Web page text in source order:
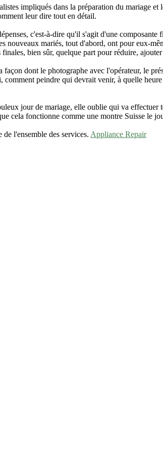
impliqués dans la préparation du mariage
leur dire tout en détail.
c'est-à-dire qu'il s'agit d'une
nouveaux mariés, tout d'abord, ont pour eux-
bien sûr, quelque part pour réduire,
dont le photographe avec l'opérateur, le
peindre qui devrait venir, à quelle
jour de mariage, elle oublie qui va
cela fonctionne comme une montre Suisse le
l'ensemble des services. Appliance Repair